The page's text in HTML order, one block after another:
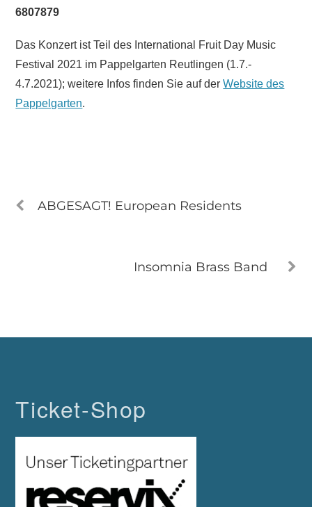
6807879
Das Konzert ist Teil des International Fruit Day Music
Festival 2021 im Pappelgarten Reutlingen (1.7.-
4.7.2021); weitere Infos finden Sie auf derWebsite des
Pappelgarten.
ABGESAGT! European Residents
Insomnia Brass Band
Ticket-Shop